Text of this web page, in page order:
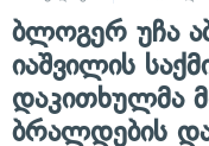
ბლოგერ უჩა
იაშვილის
დაკითხულმა
ბრალდების